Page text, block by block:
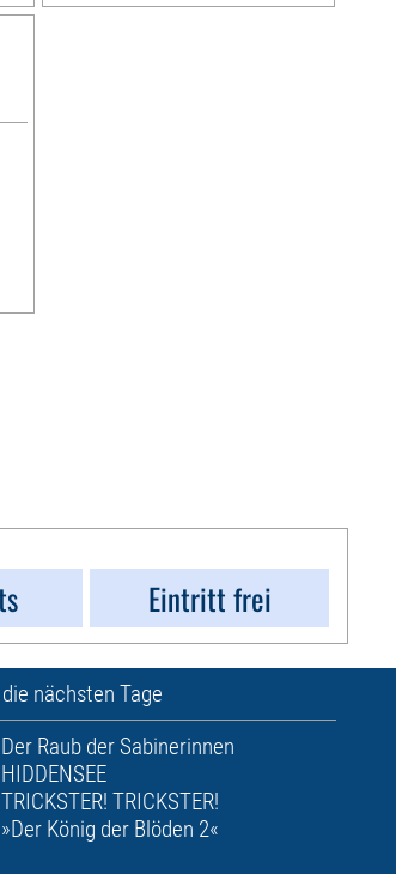
Eintritt frei
nächsten Tage
Der Raub der Sabinerinnen
HIDDENSEE
TRICKSTER! TRICKSTER!
»Der König der Blöden 2«